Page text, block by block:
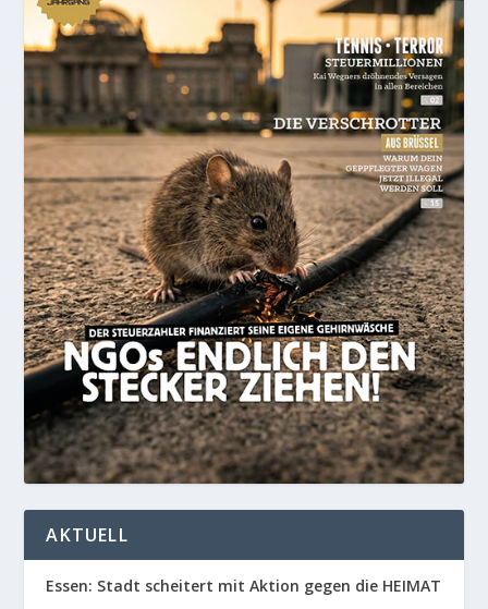
AKTUELL
Essen: Stadt scheitert mit Aktion gegen die HEIMAT